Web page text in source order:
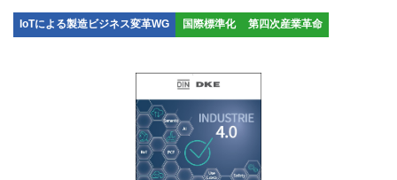
IoTによる製造ビジネス変革WG 国際標準化 第四次産業革命